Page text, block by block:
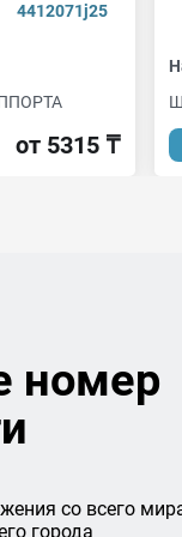
4412071j25
от 5315 ₸
номер
со всего
города